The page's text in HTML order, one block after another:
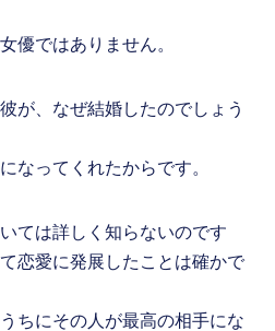
優ではありません。
が、なぜ結婚したのでしょう
なってくれたからです。
ては詳しく知らないのです
恋愛に発展したことは確かで
ちにその人が最高の相手にな